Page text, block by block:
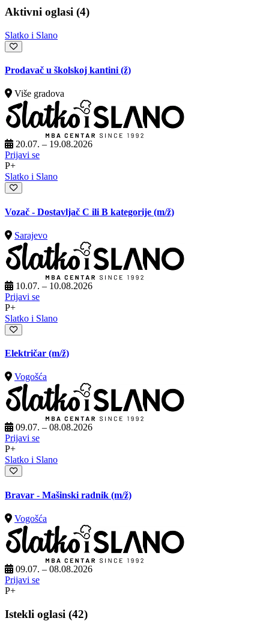
Aktivni oglasi (4)
Slatko i Slano
Prodavač u školskoj kantini (ž)
Više gradova
20.07. – 19.08.2026
Prijavi se
P+
Slatko i Slano
Vozač - Dostavljač C ili B kategorije (m/ž)
Sarajevo
10.07. – 10.08.2026
Prijavi se
P+
Slatko i Slano
Električar (m/ž)
Vogošća
09.07. – 08.08.2026
Prijavi se
P+
Slatko i Slano
Bravar - Mašinski radnik (m/ž)
Vogošća
09.07. – 08.08.2026
Prijavi se
P+
Istekli oglasi (42)